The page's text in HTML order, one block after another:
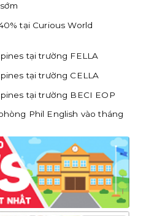
tại Curious World
tại trường FELLA
tại trường CELLA
tại trường BECI EOP
Phil English vào tháng